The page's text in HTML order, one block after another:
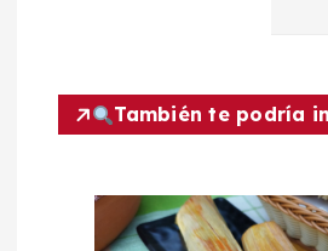
n
También te podría